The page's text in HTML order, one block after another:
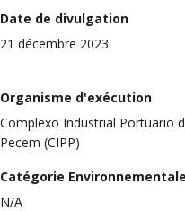
Date de divulgation
21 décembre 2023
Organisme d'exécution
Complexo Industrial Portuario
Pecem (CIPP)
Catégorie Environnementale
N/A